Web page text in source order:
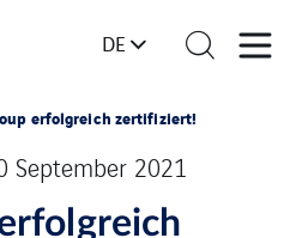
DE
erfolgreich zertifiziert!
September 2021